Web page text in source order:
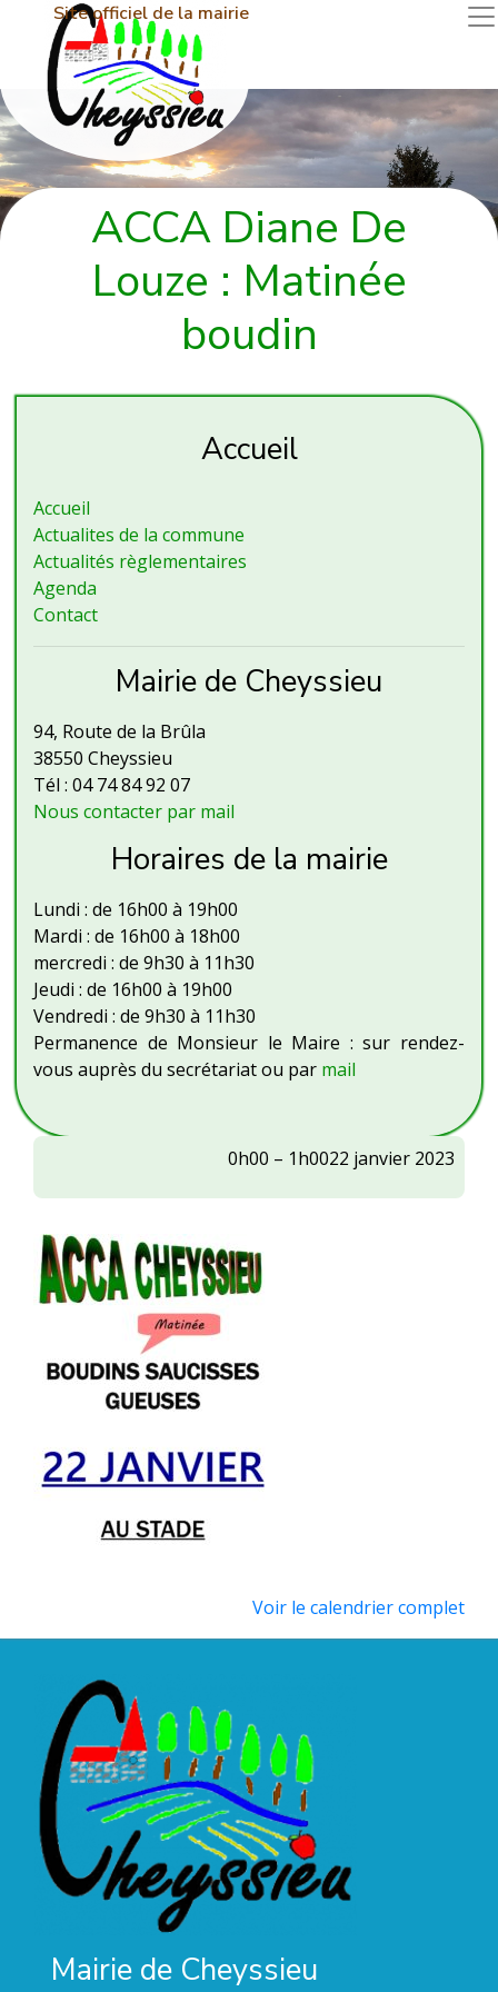
Site officiel de la mairie
ACCA Diane De
Louze : Matinée
boudin
Accueil
Accueil
Actualites de la commune
Actualités règlementaires
Agenda
Contact
Mairie de Cheyssieu
94, Route de la Brûla
38550 Cheyssieu
Tél : 04 74 84 92 07
Nous contacter par mail
Horaires de la mairie
Lundi : de 16h00 à 19h00
Mardi : de 16h00 à 18h00
mercredi : de 9h30 à 11h30
Jeudi : de 16h00 à 19h00
Vendredi : de 9h30 à 11h30
Permanence de Monsieur le Maire : sur rendez-
vous auprès du secrétariat ou par mail
ACCA
De
Louze
Matinée
boudin
0h00 – 1h0022 janvier 2023
Voir le calendrier complet
Mairie de Cheyssieu